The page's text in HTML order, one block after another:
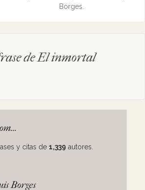
Borges.
de El inmortal
y citas de 1,339 autores.
Borges